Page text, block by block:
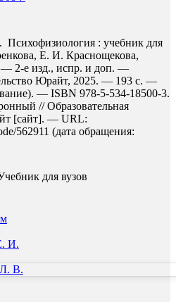
Психофизиология : учебник для
Е. И. Краснощекова,
2-е изд., испр. и доп. —
Юрайт, 2025. — 193 с. —
— ISBN 978-5-534-18500-3.
// Образовательная
[сайт]. — URL:
562911 (дата обращения:
для вузов
И.
В.